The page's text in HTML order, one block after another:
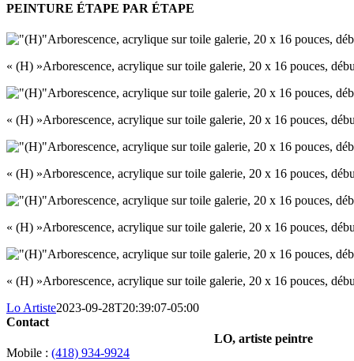
PEINTURE ÉTAPE PAR ÉTAPE
« (H) »Arborescence, acrylique sur toile galerie, 20 x 16 pouces,
« (H) »Arborescence, acrylique sur toile galerie, 20 x 16 pouces,
« (H) »Arborescence, acrylique sur toile galerie, 20 x 16 pouces,
« (H) »Arborescence, acrylique sur toile galerie, 20 x 16 pouces,
« (H) »Arborescence, acrylique sur toile galerie, 20 x 16 pouces,
Lo Artiste2023-09-28T20:39:07-05:00
LO, artiste peintre
Contact
Mobile : (418) 934-9924